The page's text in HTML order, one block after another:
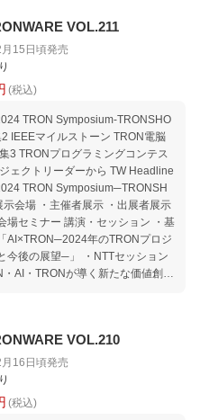
ニクス） ・グラフィックス機能を
声＆ビジョンのマルチモーダルAI
ーションを実現するRA8D1グルー
サス エレクトロニクス） ・Infine
評価キット「KIT_XMC72_
EdgeAI対応の開発環境（インフィ
クノロジーズ ジャパン） ・micro:
するTRONプログラミングコンテ
（パーソナルメディア） ・TRON
ミングコンテスト2024に挑戦して
行空間DX研究会シンポジウム TIV
セミナー情報｜セミナース
ル 2025年4月〜7月 Welcome to T
＆ Ubiquitous ID Center Assoc
Open Data of Public Transportatio
トのお願い
VOL.211
15日頃発売
(税込)
TRON Symposium-TRONSHO
IEEEマイルストーン TRON電脳
3 TRONプログラミングコンテス
ェクトリーダーから TW Headline
TRON Symposium─TRONSH
会場 ・主催者展示 ・出展者展示
場セミナー 講演・セッション ・基
AI×TRON─2024年のTRONプロジ
今後の展望─」 ・NTTセッション
・AI・TRONが導く新たな価値創
ルガレージセッション「インバウ
向けて」 ・デジタル地方創生の
プラットフォーム ・INIADセッシ
域DXに向けて──INIADが描く情
未来」 ・公共交通オープンデータ
VOL.210
16日頃発売
(税込)